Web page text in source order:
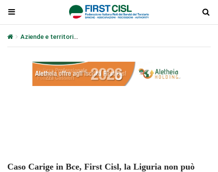
Aziende e territori
Caso Carige in Bce, First Cisl, la Liguria non può